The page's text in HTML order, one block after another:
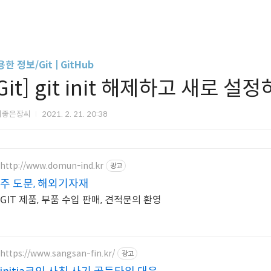
한 정보/Git | GitHub
git init 해제하고 새로 설정
은장씨 2021. 2. 21. 20:38
http://www.domun-ind.kr 광고
주 도문, 해외기자재
GIT 제품, 부품 수입 판매, 견적문의 환영
https://www.sangsan-fin.kr/ 광고